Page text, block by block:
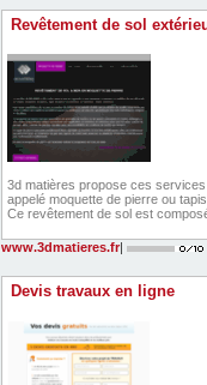
Revêtement de sol
3d matières propose ces
appelé moquette de pierre ou
Ce revêtement de sol est
www.3dmatieres.fr|
Devis travaux en ligne